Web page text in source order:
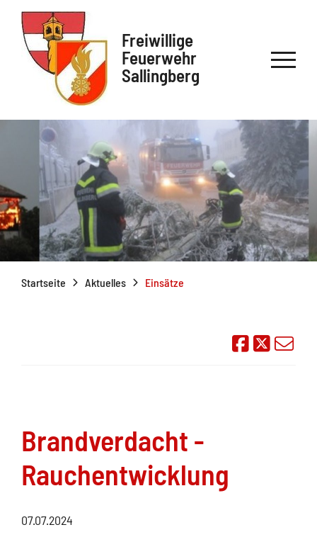
Freiwillige
Feuerwehr
Sallingberg
Startseite Aktuelles Einsätze
Auf
Brandverdacht -
Rauchentwicklung
07.07.2024